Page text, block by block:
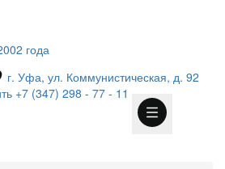
года
г. Уфа, ул. Коммунистическая, д. 92
+7 (347) 298 - 77 - 11